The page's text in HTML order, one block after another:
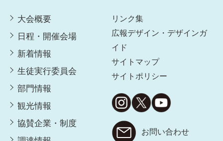
大会概要
日程・開催会場
新着情報
生徒実行委員会
部門情報
観光情報
協賛企業・制度
リンク集
広報デザイン・デザインガ
イド
サイトマップ
サイトポリシー
お問い合わせ